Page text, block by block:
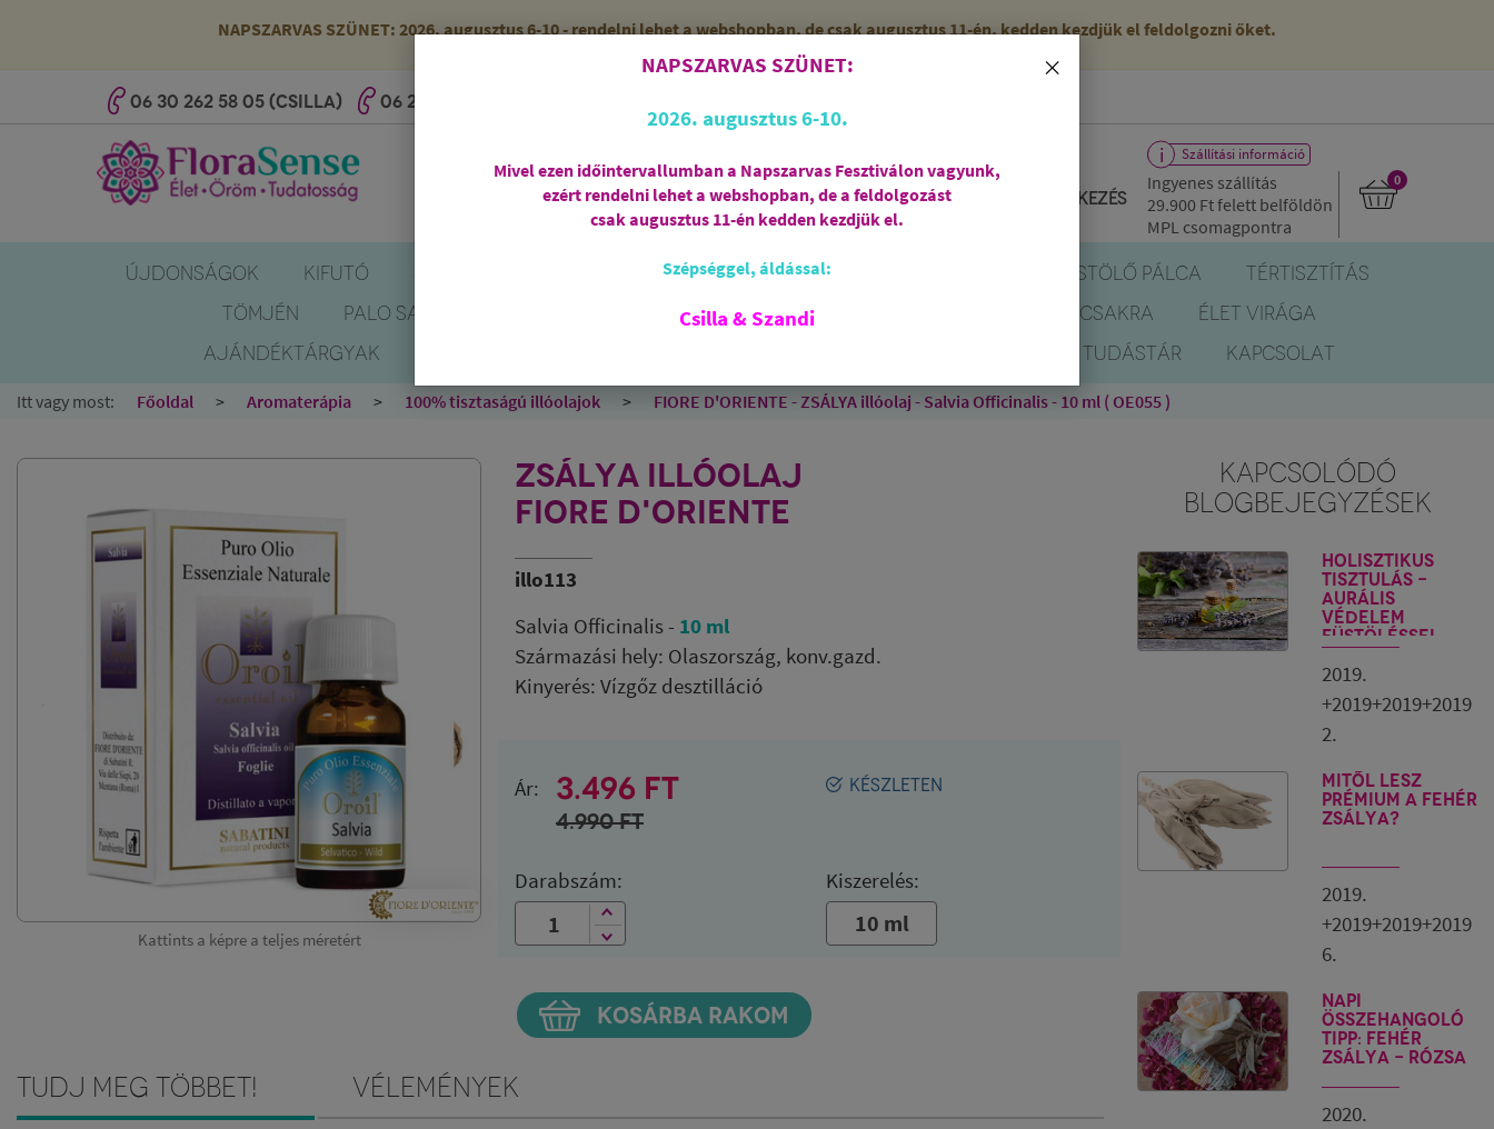
NAPSZARVAS SZÜNET: 2026. augusztus 6-10 - rendelni lehet a webshopban, de csak augusztus 11-én, kedden kezdjük el feldolgozni őket.
06 30 262 58 05 (CSILLA) 06 20 527 25 56 (SZANDI)
Regisztráció Bejelentkezés
Szállítási információ
Ingyenes szállítás
29.900 Ftfelett belföldön
MPL csomagpontra
0
ÚJDONSÁGOK KIFUTÓ AJÁNDÉKCSOMAGOK FÜSTÖLŐ PÁLCA
TÉRTISZTÍTÁS
TÖMJÉN
PALO SANTO SPIRIT OF OM CSAKRA
ÉLET VIRÁGA
AJÁNDÉKTÁRGYAK
TUDÁSTÁR KAPCSOLAT
Itt vagy most: Főoldal Aromaterápia 100% tisztaságú illóolajok FIORE D'ORIENTE - ZSÁLYA illóolaj - Salvia Officinalis - 10 ml ( OE055 )
Kattints a képre a teljes méretért
ZSÁLYA ILLÓOLAJ
FIORE D'ORIENTE
illo113
Salvia Officinalis - 10 ml
Származási hely: Olaszország, konv.gazd.
Kinyerés: Vízgőz desztilláció
KÉSZLETEN
Ár: 3.496 FT
4.990FT
Darabszám: Kiszerelés:
10 ml
KOSÁRBA RAKOM
KAPCSOLÓDÓ
BLOGBEJEGYZÉSEK
Holisztikus
tisztulás -
Aurális
védelem
füstöléssel,
illóolajokkal
2019.
+2019+2019+2019
2.
Mitől lesz
prémium a fehér
zsálya?
2019.
+2019+2019+2019
6.
Napi
összehangoló
tipp: fehér
zsálya - rózsa
2020.
Tudj meg többet! Vélemények
×
NAPSZARVAS SZÜNET:
2026. augusztus 6-10.
Mivel ezen időintervallumban a Napszarvas Fesztiválon vagyunk,
ezért rendelni lehet a webshopban, de a feldolgozást
csak augusztus 11-én kedden kezdjük el.
Szépséggel, áldással:
Csilla & Szandi